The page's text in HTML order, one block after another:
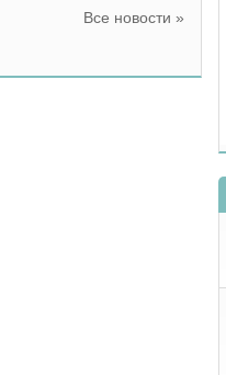
Все новости »